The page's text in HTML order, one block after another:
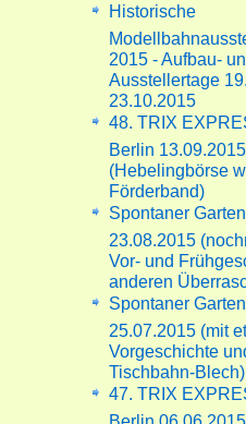
Historische
2015 - Aufbau-
Ausstellertage
23.10.2015
48. TRIX
Berlin 13.09.2015
(Hebelingbörse
Förderband)
Spontaner
23.08.2015
Vor- und
anderen
Spontaner
25.07.2015 (mit
Vorgeschichte
Tischbahn-Blech)
47. TRIX
Berlin 06.06.2015